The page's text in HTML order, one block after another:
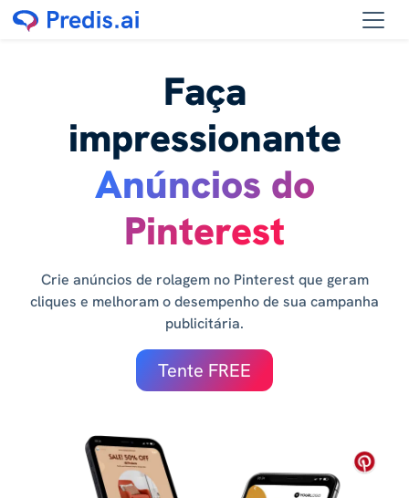
Faça
impressionante
Anúncios do
Pinterest
Crie anúncios de rolagem no Pinterest que geram
cliques e melhoram o desempenho de sua campanha
publicitária.
Tente FREE